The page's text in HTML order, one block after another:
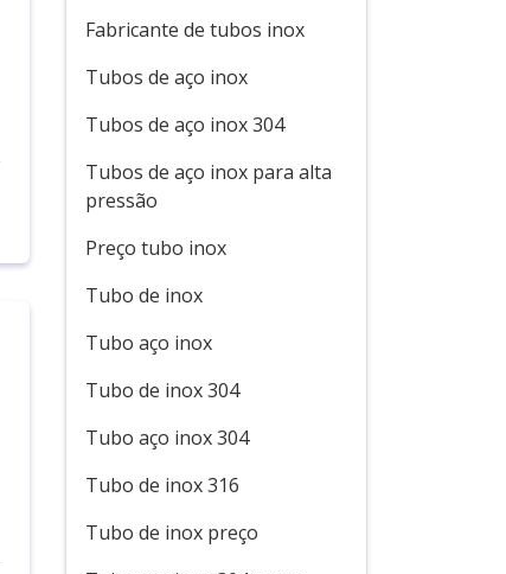
Fabricante de tubos inox
Tubos de aço inox
Tubos de aço inox 304
Tubos de aço inox para alta
pressão
Preço tubo inox
Tubo de inox
Tubo aço inox
Tubo de inox 304
Tubo aço inox 304
Tubo de inox 316
Tubo de inox preço